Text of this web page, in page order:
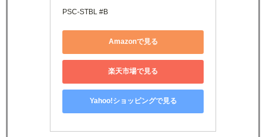
PSC-STBL #B
Amazonで見る
楽天市場で見る
Yahoo!ショッピングで見る